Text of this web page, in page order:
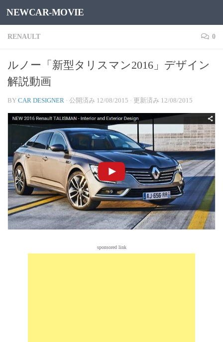
コンテンツへスキップ
NEWCAR-MOVIE
RENAULT 0
ルノー「新型タリスマン2016」デザイン
解説動画
BY CAR DESIGNER · 公開済み 12/08/2015 · 更新済み 12/08/2015
sponsored link